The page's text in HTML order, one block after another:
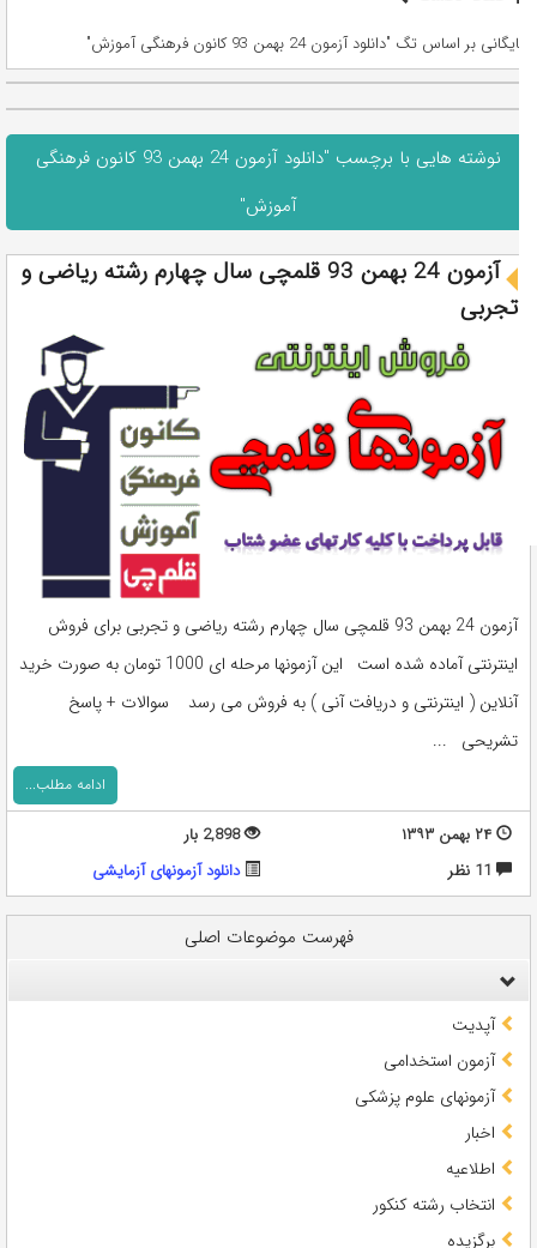
بایگانی بر اساس تگ "دانلود آزمون 24 بهمن 93 کانون فرهنگی آموزش"
نوشته هایی با برچسب "دانلود آزمون 24 بهمن 93 کانون فرهنگی
آموزش"
آزمون 24 بهمن 93 قلمچی سال چهارم رشته ریاضی و
تجربی
آزمون 24 بهمن 93 قلمچی سال چهارم رشته ریاضی و تجربی برای فروش
اینترنتی آماده شده است این آزمونها مرحله ای 1000 تومان به صورت خرید
آنلاین ( اینترنتی و دریافت آنی ) به فروش می رسد سوالات + پاسخ
تشریحی ...
ادامه مطلب...
۲۴ بهمن ۱۳۹۳
2,898 بار
11 نظر
دانلود آزمونهای آزمایشی
فهرست موضوعات اصلی
آپدیت
آزمون استخدامی
آزمونهای علوم پزشکی
اخبار
اطلاعیه
انتخاب رشته کنکور
برگزیده